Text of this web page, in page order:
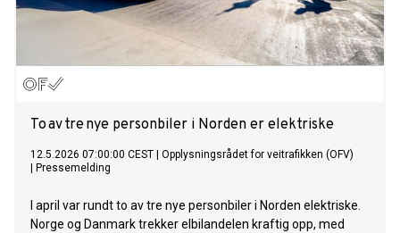
To av tre nye personbiler i Norden er elektriske
12.5.2026 07:00:00 CEST
Opplysningsrådet for veitrafikken (OFV)
Pressemelding
I april var rundt to av tre nye personbiler i Norden elektriske.
Norge og Danmark trekker elbilandelen kraftig opp, med